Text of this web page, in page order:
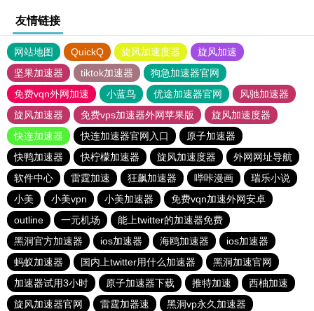
友情链接
网站地图 QuickQ 旋风加速度器
旋风加速
坚果加速器
tiktok加速器
狗急加速器官网
免费vqn外网加速
小蓝鸟 优途加速器官网
风驰加速器
旋风加速器
免费vps加速器外网苹果版
旋风加速度器
快连加速器
快连加速器官网入口
原子加速器
快鸭加速器
快柠檬加速器 旋风加速度器
外网网址导航
软件中心
雷霆加速 狂飙加速器 哔咔漫画
瑞乐小说
小美
小美vpn 小美加速器
免费vqn加速外网安卓
outline
一元机场
能上twitter的加速器免费
黑洞官方加速器
ios加速器 海鸥加速器
ios加速器
蚂蚁加速器
国内上twitter用什么加速器
黑洞加速官网
加速器试用3小时
原子加速器下载 推特加速
西柚加速
旋风加速器官网
雷霆加器速
黑洞vp永久加速器